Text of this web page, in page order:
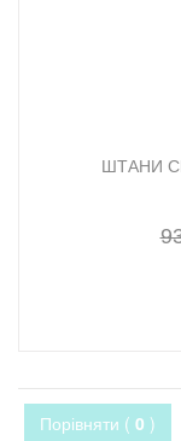
ШТАНИ
Порівняти ( 0 )